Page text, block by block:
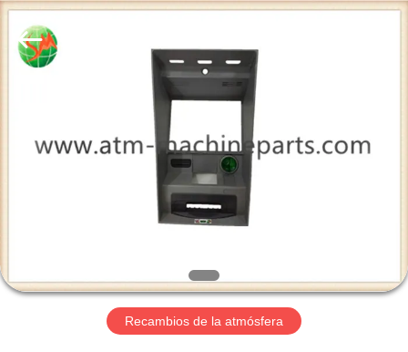
PRODUCTOS
VIAJE
-
International
Trade
Co.,Ltd..
Recambios de la atmósfera